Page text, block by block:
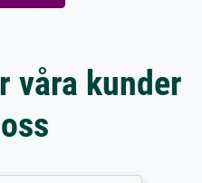
våra kunder